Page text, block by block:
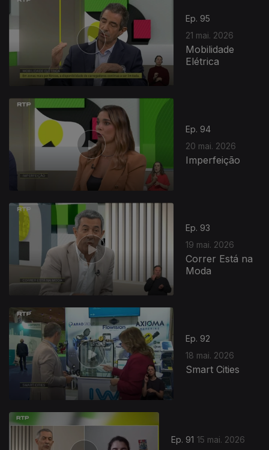
Ep. 95
21 mai. 2026
Mobilidade
Elétrica
Ep. 94
20 mai. 2026
Imperfeição
Ep. 93
19 mai. 2026
Correr Está na
Moda
Ep. 92
18 mai. 2026
Smart Cities
Ep. 91 15 mai. 2026